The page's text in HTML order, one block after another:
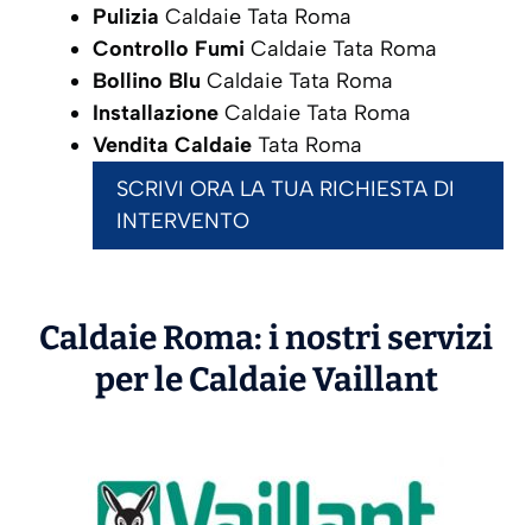
Pulizia Caldaie Tata Roma
Controllo Fumi Caldaie Tata Roma
Bollino Blu Caldaie Tata Roma
Installazione Caldaie Tata Roma
Vendita Caldaie Tata Roma
SCRIVI ORA LA TUA RICHIESTA DI
INTERVENTO
Caldaie Roma: i nostri servizi
per le CaldaieVaillant